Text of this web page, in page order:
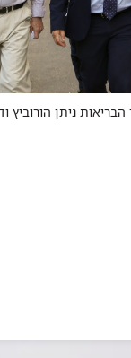
ניתן הורוביץ